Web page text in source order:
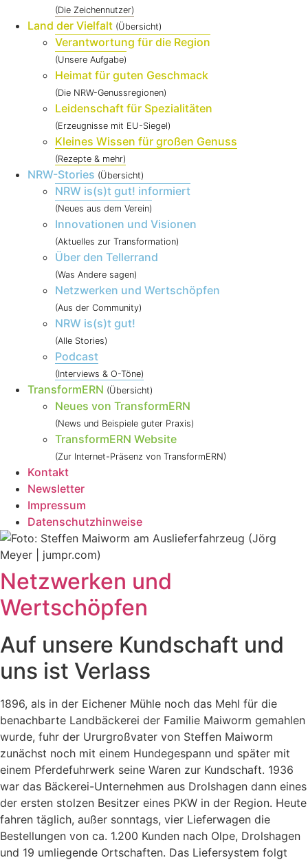
(Die Zeichennutzer)
Land der Vielfalt (Übersicht)
Verantwortung für die Region
(Unsere Aufgabe)
Heimat für guten Geschmack
(Die NRW-Genussregionen)
Leidenschaft für Spezialitäten
(Erzeugnisse mit EU-Siegel)
Kleines Wissen für großen Genuss
(Rezepte & mehr)
NRW-Stories (Übersicht)
NRW is(s)t gut! informiert
(Neues aus dem Verein)
Innovationen und Visionen
(Aktuelles zur Transformation)
Über den Tellerrand
(Was Andere sagen)
Netzwerken und Wertschöpfen
(Aus der Community)
NRW is(s)t gut!
(Alle Stories)
Podcast
(Interviews & O-Töne)
TransformERN (Übersicht)
Neues von TransformERN
(News und Beispiele guter Praxis)
TransformERN Website
(Zur Internet-Präsenz von TransformERN)
Kontakt
Newsletter
Impressum
Datenschutzhinweise
Netzwerken und
Wertschöpfen
Auf unsere Kundschaft und
uns ist Verlass
1896, als in der Eichener Mühle noch das Mehl für die
benachbarte Landbäckerei der Familie Maiworm gemahlen
wurde, fuhr der Ururgroßvater von Steffen Maiworm
zunächst noch mit einem Hundegespann und später mit
einem Pferdefuhrwerk seine Waren zur Kundschaft. 1936
war das Bäckerei-Unternehmen aus Drolshagen dann eines
der ersten stolzen Besitzer eines PKW in der Region. Heute
fahren täglich, außer sonntags, vier Lieferwagen die
Bestellungen von ca. 1.200 Kunden nach Olpe, Drolshagen
und 19 umliegende Ortschaften. Das Liefersystem folgt